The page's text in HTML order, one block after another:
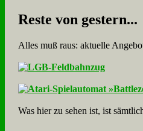
Re­ste von ge­stern...
Alles muß raus: aktuelle
Was hier zu sehen ist, ist